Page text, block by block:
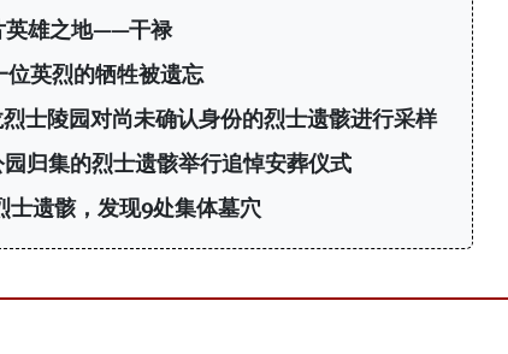
英雄之地——干禄
英烈的牺牲被遗忘
士陵园对尚未确认身份的烈士遗骸进行采样
归集的烈士遗骸举行追悼安葬仪式
士遗骸，发现9处集体墓穴